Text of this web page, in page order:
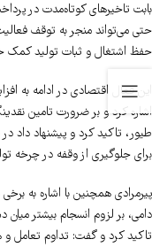
بابت تاخیرهای کوتاه‌مدت در
حتی می‌تواند منجر به توقف
حفظ اشتغال و ثبات تولید کمک
این فعال اقتصادی در ادامه به
اشاره کرد و بر ضرورت تامین
طیور، تاکید کرد و پیشنهاد داد
برای جلوگیری از وقفه در چرخه
پیرمرادی همچنین با اشاره به
دامی، بر لزوم انسجام بیشتر
تاکید کرد و گفت: تداوم تعامل